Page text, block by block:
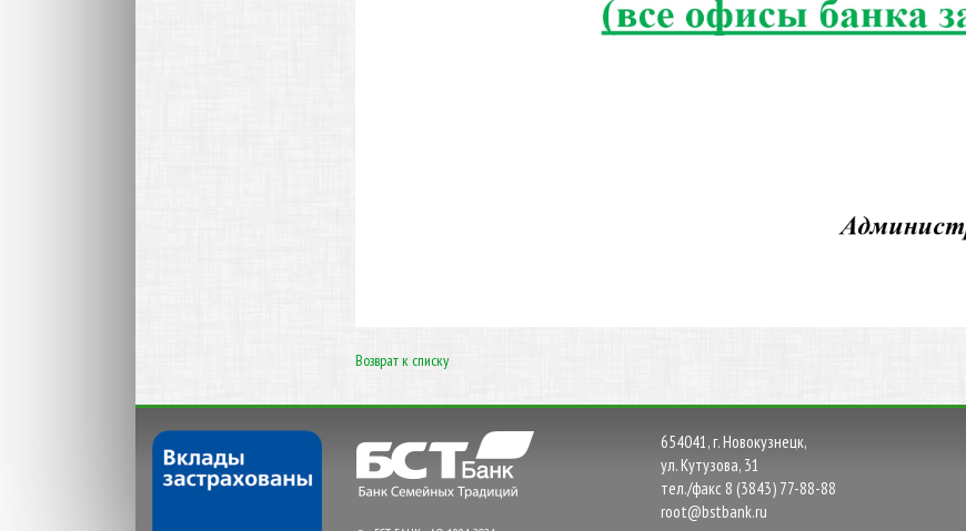
Возврат к списку
654041, г. Новокузнецк,
ул. Кутузова, 31
тел./факс 8 (3843) 77-88-88
root@bstbank.ru